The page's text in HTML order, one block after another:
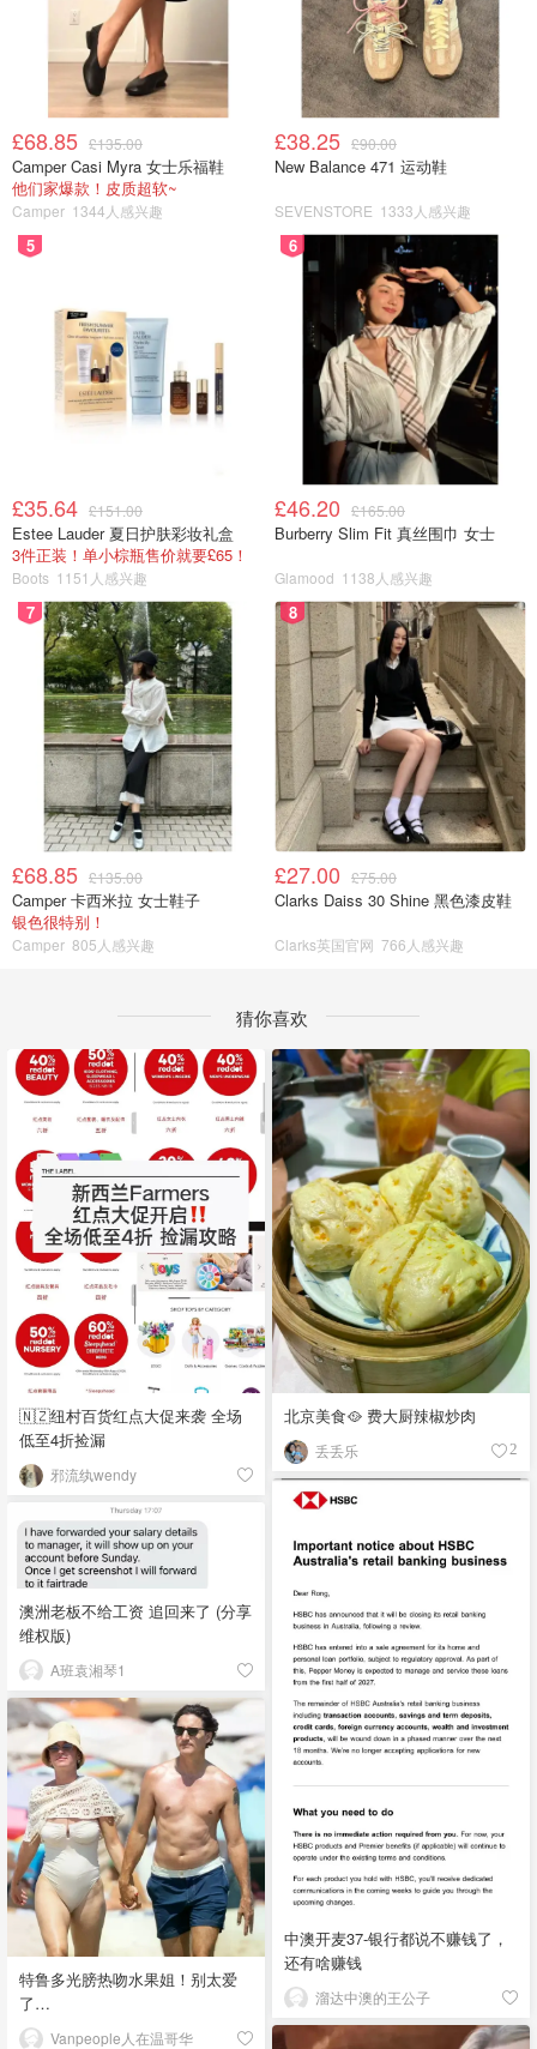
£68.85 £135.00
Camper Casi Myra 女士乐福鞋
他们家爆款！皮质超软~
Camper 1344人感兴趣
£38.25 £90.00
New Balance 471 运动鞋
SEVENSTORE 1333人感兴趣
5
£35.64 £151.00
Estee Lauder 夏日护肤彩妆礼盒
3件正装！单小棕瓶售价就要£65！
Boots 1151人感兴趣
6
£46.20 £165.00
Burberry Slim Fit 真丝围巾 女士
Glamood 1138人感兴趣
7
£68.85 £135.00
Camper 卡西米拉 女士鞋子
银色很特别！
Camper 805人感兴趣
8
£27.00 £75.00
Clarks Daiss 30 Shine 黑色漆皮鞋
Clarks英国官网 766人感兴趣
猜你喜欢
🇳🇿纽村百货红点大促来袭 全场
低至4折捡漏
邪流纨wendy
北京美食🥘 费大厨辣椒炒肉
丢丢乐 2
中澳开麦37-银行都说不赚钱了，
还有啥赚钱
溜达中澳的王公子
澳洲老板不给工资 追回来了 (分享
维权版)
A班袁湘琴1
特鲁多光膀热吻水果姐！别太爱
了…
Vanpeople人在温哥华